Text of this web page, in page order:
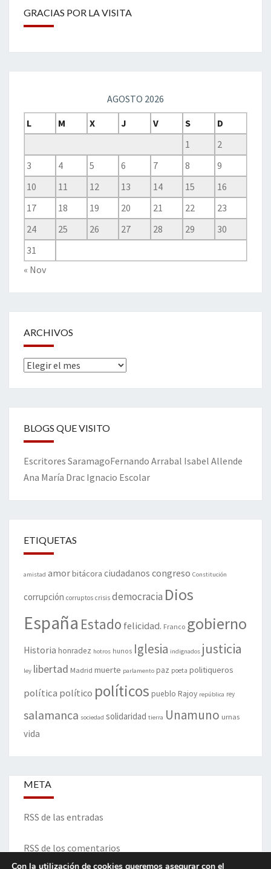
GRACIAS POR LA VISITA
AGOSTO 2026
L
M X J V S
D
1
2
3
4 5 6 7 8
9
10
11 12 13 14 15
16
17
18 19 20 21 22
23
24
25 26 27 28 29
30
31
« Nov
ARCHIVOS
Archivos
BLOGS QUE VISITO
Escritores SaramagoFernando Arrabal Isabel Allende
Ana María Drac Ignacio Escolar
ETIQUETAS
amistad amorbitácora ciudadanos congreso Constitución
corrupción corruptos crisis democracia Dios
España Estado felicidad. Franco gobierno
Historia honradez hotros hunos Iglesia indignados justicia
ley libertad Madrid muerte parlamento paz poeta politiqueros
política político políticos pueblo Rajoy república rey
salamanca sociedad solidaridad tierra Unamuno urnas
vida
META
RSS de las entradas
RSS de los comentarios
Con la utilización de cookies queremos asegurar con el